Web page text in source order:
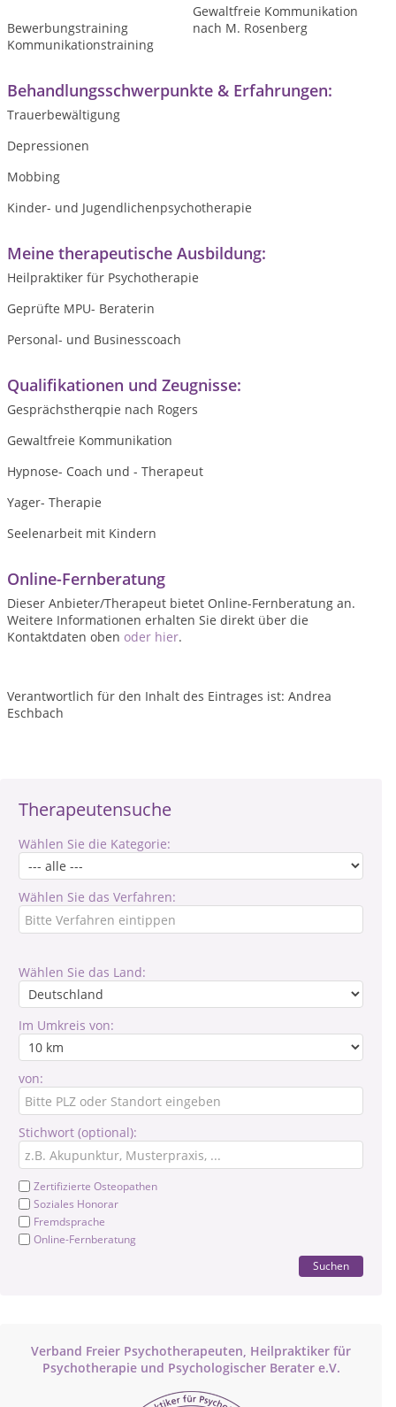
Therapeutensuche
Wählen Sie die Kategorie:
Wählen Sie das Verfahren:
Wählen Sie das Land:
Im Umkreis von:
von:
Stichwort (optional):
Zertifizierte Osteopathen
Soziales Honorar
Fremdsprache
Online-Fernberatung
Suchen
Verband Freier Psychotherapeuten, Heilpraktiker für
Psychotherapie und Psychologischer Berater e.V.
Bewerbungstraining
Gewaltfreie Kommunikation
nach M. Rosenberg
Kommunikationstraining
Behandlungsschwerpunkte & Erfahrungen:
Trauerbewältigung
Depressionen
Mobbing
Kinder- und Jugendlichenpsychotherapie
Meine therapeutische Ausbildung:
Heilpraktiker für Psychotherapie
Geprüfte MPU- Beraterin
Personal- und Businesscoach
Qualifikationen und Zeugnisse:
Gesprächstherqpie nach Rogers
Gewaltfreie Kommunikation
Hypnose- Coach und - Therapeut
Yager- Therapie
Seelenarbeit mit Kindern
Online-Fernberatung
Dieser Anbieter/Therapeut bietet Online-Fernberatung an.
Weitere Informationen erhalten Sie direkt über die
Kontaktdaten oben oder hier.
Verantwortlich für den Inhalt des Eintrages ist: Andrea
Eschbach